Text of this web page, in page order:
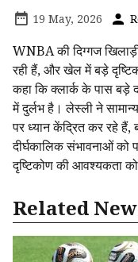
19 May, 2026
WNBA की दिग्गज
रही हैं, और खेल में बड़े
कहा कि क्लार्क के पास बड़े
में दुर्लभ है। लेस्ली ने
पर ध्यान केंद्रित कर रहे
दीर्घकालिक संभावनाओं
दृष्टिकोण की आवश्यकता
Related